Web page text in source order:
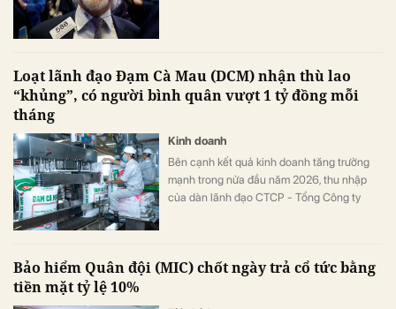
Loạt lãnh đạo Đạm Cà Mau (DCM) nhận thù lao
“khủng”, có người bình quân vượt 1 tỷ đồng mỗi
tháng
Kinh doanh
Bên cạnh kết quả kinh doanh tăng trưởng
mạnh trong nửa đầu năm 2026, thu nhập
của dàn lãnh đạo CTCP - Tổng Công ty
tỷ đồng chỉ sau 6 tháng, đặc biệt có trường
Bảo hiểm Quân đội (MIC) chốt ngày trả cổ tức bằng
tiền mặt tỷ lệ 10%